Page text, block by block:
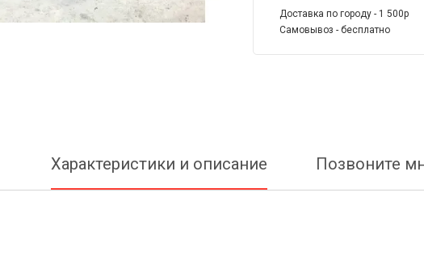
Доставка по городу - 1 500р
Самовывоз - бесплатно
Характеристики и описание Позвоните